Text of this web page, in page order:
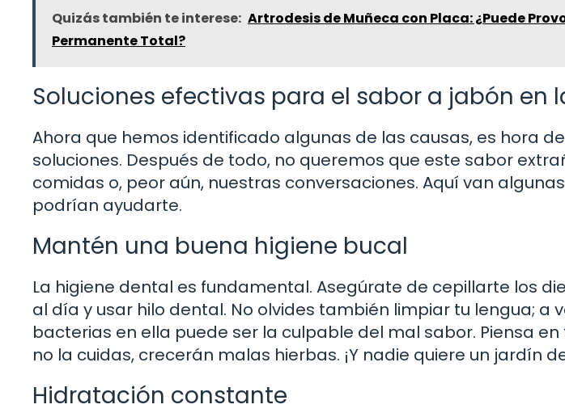
Quizás también te interese: Artrodesis de Muñeca con Placa: ¿Puede
Permanente Total?
Soluciones efectivas para el sabor a jabón en
Ahora que hemos identificado algunas de las causas, es hora
soluciones. Después de todo, no queremos que este sabor
comidas o, peor aún, nuestras conversaciones. Aquí van
podrían ayudarte.
Mantén una buena higiene bucal
La higiene dental es fundamental. Asegúrate de cepillarte los
al día y usar hilo dental. No olvides también limpiar tu lengua; a
bacterias en ella puede ser la culpable del mal sabor. Piensa
no la cuidas, crecerán malas hierbas. ¡Y nadie quiere un jardín
Hidratación constante